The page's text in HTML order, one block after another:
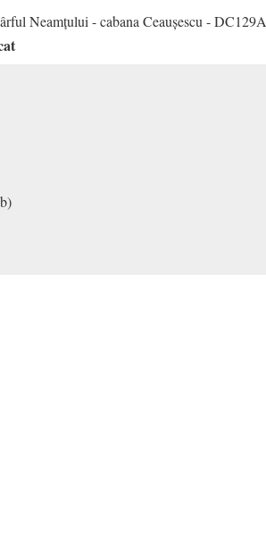
Neamțului - cabana Ceaușescu - DC129A